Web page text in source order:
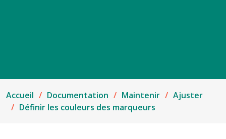
Accueil Documentation Maintenir
Ajuster
Définir les couleurs des marqueurs